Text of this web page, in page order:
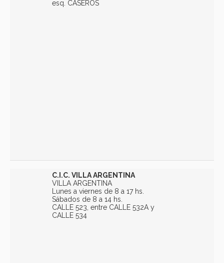
esq. CASEROS
C.I.C. VILLA ARGENTINA
VILLA ARGENTINA
Lunes a viernes de 8 a 17 hs.
Sábados de 8 a 14 hs.
CALLE 523, entre CALLE 532A y
CALLE 534